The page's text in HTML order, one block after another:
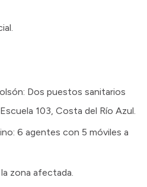
Dos puestos sanitarios
103, Costa del Río Azul.
6 agentes con 5 móviles a
zona afectada.